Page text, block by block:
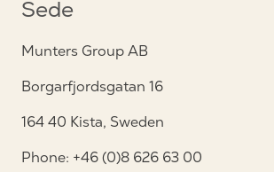
Sede
Munters Group AB
Borgarfjordsgatan 16
164 40 Kista, Sweden
Phone: +46 (0)8 626 63 00